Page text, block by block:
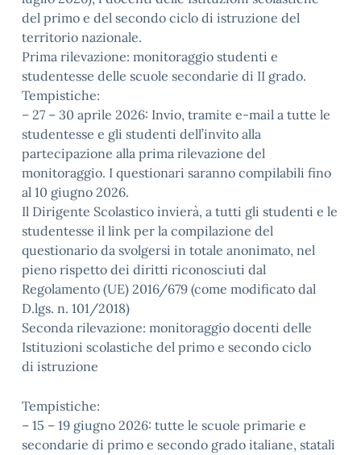
del primo e del secondo ciclo di istruzione del
territorio nazionale.
Prima rilevazione: monitoraggio studenti e
studentesse delle scuole secondarie di II grado.
Tempistiche:
– 27 – 30 aprile 2026: Invio, tramite e-mail a tutte le
studentesse e gli studenti dell’invito alla
partecipazione alla prima rilevazione del
monitoraggio. I questionari saranno compilabili fino
al 10 giugno 2026.
Il Dirigente Scolastico invierà, a tutti gli studenti e le
studentesse il link per la compilazione del
questionario da svolgersi in totale anonimato, nel
pieno rispetto dei diritti riconosciuti dal
Regolamento (UE) 2016/679 (come modificato dal
D.lgs. n. 101/2018)
Seconda rilevazione: monitoraggio docenti delle
Istituzioni scolastiche del primo e secondo ciclo
di istruzione
Tempistiche:
– 15 – 19 giugno 2026: tutte le scuole primarie e
secondarie di primo e secondo grado italiane, statali